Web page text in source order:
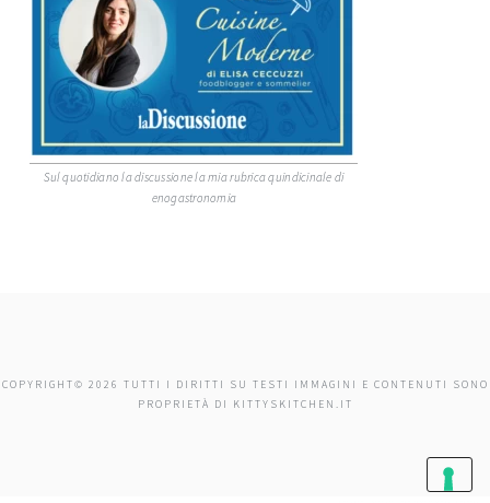
Sul quotidiano la discussione la mia rubrica quindicinale di
enogastronomia
COPYRIGHT© 2026 TUTTI I DIRITTI SU TESTI IMMAGINI E CONTENUTI SONO
PROPRIETÀ DI KITTYSKITCHEN.IT